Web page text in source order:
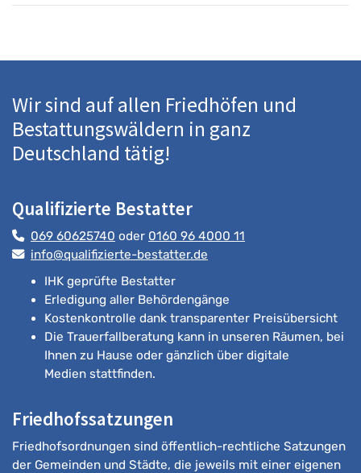
Wir sind auf allen Friedhöfen und
Bestattungswäldern in ganz
Deutschland tätig!
Qualifizierte Bestatter
069 60625740 oder 0160 96 4000 11
info@qualifizierte-bestatter.de
IHK geprüfte Bestatter
Erledigung aller Behördengänge
Kostenkontrolle dank transparenter Preisübersicht
Die Trauerfallberatung kann in unseren Räumen, bei
Ihnen zu Hause oder gänzlich über digitale
Medien stattfinden.
Friedhofssatzungen
Friedhofsordnungen sind öffentlich-rechtliche Satzungen
der Gemeinden und Städte, die jeweils mit einer eigenen